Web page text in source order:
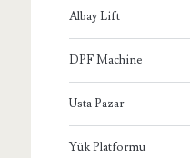
Albay Lift
DPF Machine
Usta Pazar
Yük Platformu